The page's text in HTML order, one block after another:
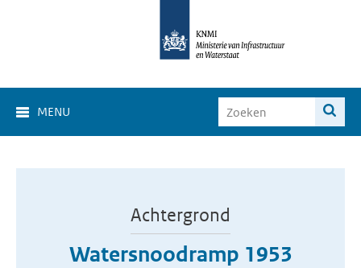
MENU
Achtergrond
Watersnoodramp 1953